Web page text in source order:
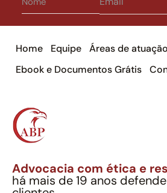
Home Equipe Áreas de atuação
Ebook e Documentos Grátis
Advocacia com ética e
há mais de 19 anos